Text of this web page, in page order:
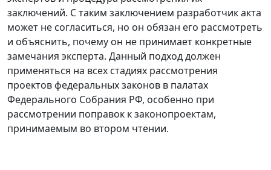
заключений. С таким заключением разработчик акта
может не согласиться, но он обязан его рассмотреть
и объяснить, почему он не принимает конкретные
замечания эксперта. Данный подход должен
применяться на всех стадиях рассмотрения
проектов федеральных законов в палатах
Федерального Собрания РФ, особенно при
рассмотрении поправок к законопроектам,
принимаемым во втором чтении.